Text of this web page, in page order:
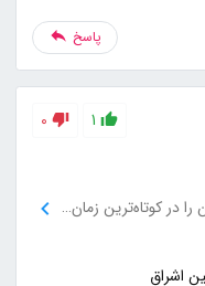
پاسخ
1
0
پشتیبانی با حوصله پاسخ داد و مشکل من را در کوتاه‌ترین زمان برطرف کرد.